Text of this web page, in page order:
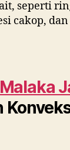
seperti
cakop,
Malaka